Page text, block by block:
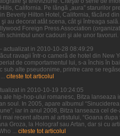
California. Pe lângă „aura” starurilor
Beverly Hilton Hotel, California, făcând
au decorat atât scena, cât şi întreaga
Foreign Press Association
schimbul unor cadouri şi ale unor favoruri.
- actualizat in 2010-10-28 08:49:29
ravagii într-o cameră de hotel din New
de comportamentul lui, s-a închis în
alte pseudonime, printre care se
citeste tot articolul
in 2010-10-19 10:24:05
ale hip-hop-ului romanesc, Bitza lanseaza
soul. In 2005, apare albumul
iar in anul 2008, Bitza lanseaza cel
recent album al artistului, “Goana
Groza, la Holograf sau Artan, dar si cu
... citeste tot articolul